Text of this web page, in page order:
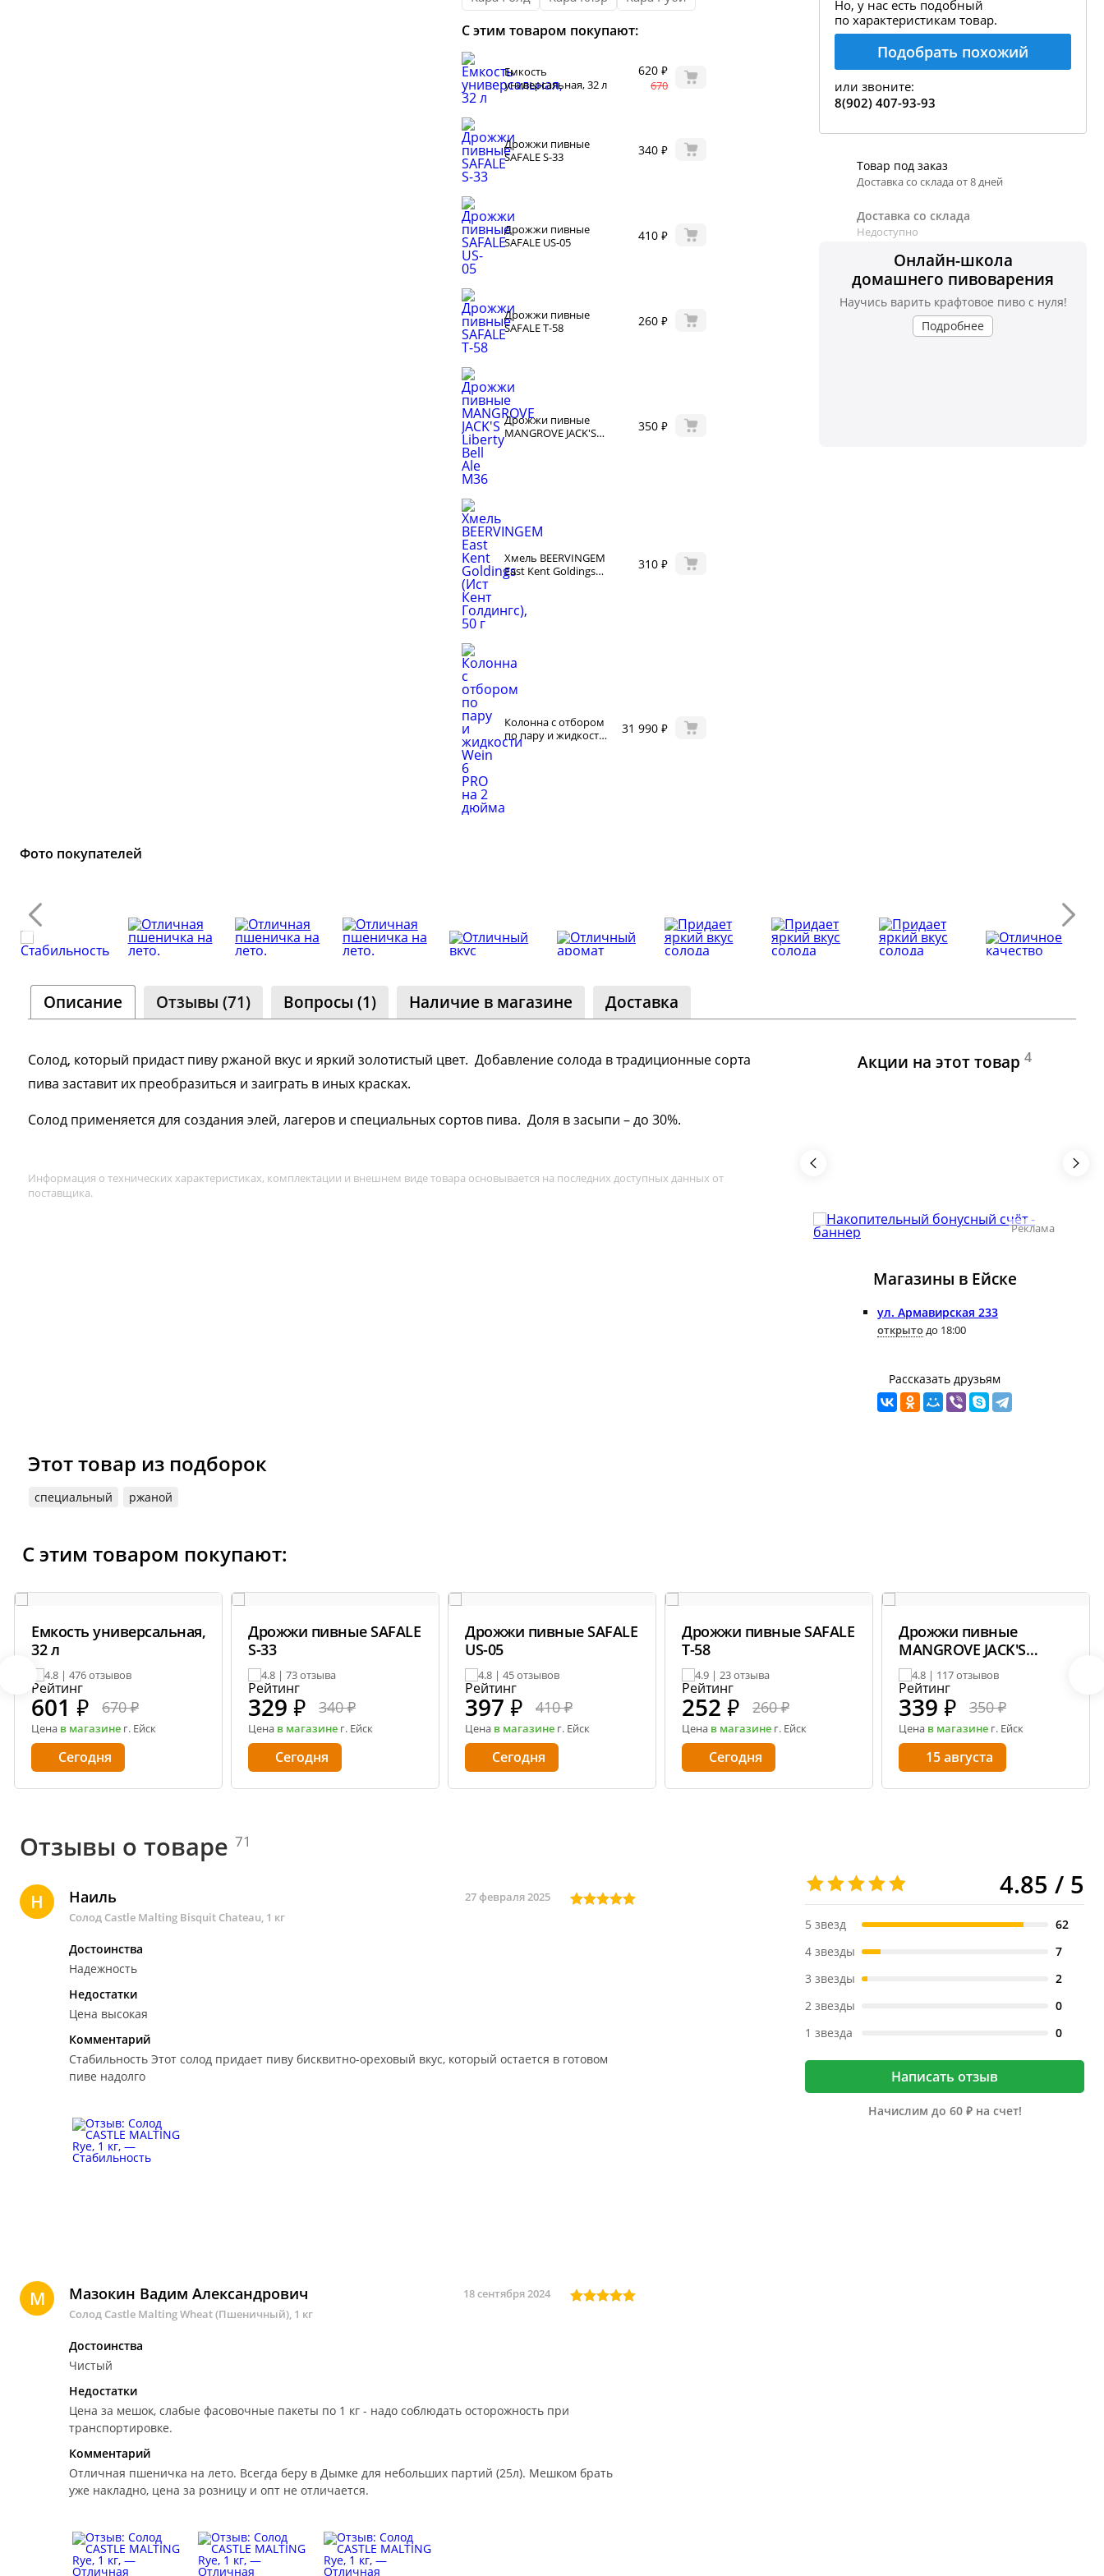
Разбавление и испарение сусла
Содержание алкоголя в пиве
С этим товаром покупают:
Емкость
универсальная, 32 л
620 ₽
670
Дрожжи пивные
SAFALE S-33
340 ₽
Дрожжи пивные
SAFALE US-05
410 ₽
Дрожжи пивные
SAFALE T-58
260 ₽
Дрожжи пивные
MANGROVE JACK'S
350 ₽
Хмель BEERVINGEM
East Kent Goldings
(Ист Кент Голдингс),
310 ₽
Колонна с отбором
по пару и жидкости
Wein 6 PRO на 2
31 990 ₽
Но, у нас есть подобный
по характеристикам товар.
Подобрать похожий
или звоните:
8(902) 407-93-93
Товар под заказ
Доставка со склада от 8 дней
Доставка со склада
Недоступно
Онлайн-школа
домашнего пивоварения
Научись варить крафтовое пиво с нуля!
Подробнее
Фото покупателей
Описание Отзывы (71) Вопросы (1) Наличие в магазине Доставка
Солод, который придаст пиву ржаной вкус и яркий золотистый цвет. Добавление солода в традиционные сорта
пива заставит их преобразиться и заиграть в иных красках.
Солод применяется для создания элей, лагеров и специальных сортов пива. Доля в засыпи – до 30%.
Информация о технических характеристиках, комплектации и внешнем виде товара основывается на последних доступных данных от
поставщика.
Акции на этот товар 4
Реклама
Магазины в Ейскe
ул. Армавирская 233
открытодо 18:00
Рассказать друзьям
Этот товар из подборок
специальный ржаной
С этим товаром покупают:
Емкость универсальная,
32 л
4.8 | 476 отзывов
601 ₽ 670 ₽
Цена в магазине г. Ейск
Сегодня
Дрожжи пивные SAFALE
S-33
4.8 | 73 отзыва
329 ₽ 340 ₽
Цена в магазине г. Ейск
Сегодня
Дрожжи пивные SAFALE
US-05
4.8 | 45 отзывов
397 ₽ 410 ₽
Цена в магазине г. Ейск
Сегодня
Дрожжи пивные SAFALE
T-58
4.9 | 23 отзыва
252 ₽ 260 ₽
Цена в магазине г. Ейск
Сегодня
Дрожжи пивные
MANGROVE JACK'S
Liberty Bell Ale M36
4.8 | 117 отзывов
339 ₽ 350 ₽
Цена в магазине г. Ейск
15 августа
Отзывы о товаре 71
Н Наиль
Солод Castle Malting Bisquit Chateau, 1 кг
27 февраля 2025
Достоинства
Надежность
Недостатки
Цена высокая
Комментарий
Стабильность Этот солод придает пиву бисквитно-ореховый вкус, который остается в готовом
пиве надолго
М Мазокин Вадим Александрович
Солод Castle Malting Wheat (Пшеничный), 1 кг
18 сентября 2024
Достоинства
Чистый
Недостатки
Цена за мешок, слабые фасовочные пакеты по 1 кг - надо соблюдать осторожность при
транспортировке.
Комментарий
Отличная пшеничка на лето. Всегда беру в Дымке для небольших партий (25л). Мешком брать
уже накладно, цена за розницу и опт не отличается.
4.85 / 5
5 звезд
62
4 звезды
7
3 звезды
2
2 звезды
0
1 звезда
0
Написать отзыв
Начислим до 60 ₽ на счет!